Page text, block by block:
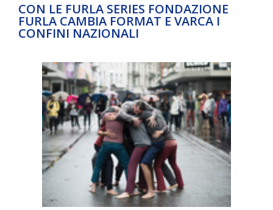
CON LE FURLA SERIES FONDAZIONE
FURLA CAMBIA FORMAT E VARCA I
CONFINI NAZIONALI